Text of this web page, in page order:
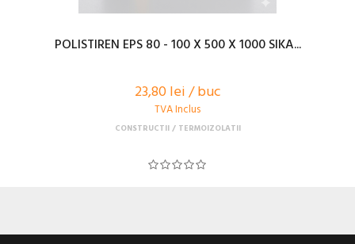
POLISTIREN EPS 80 - 100 X 500 X 1000 SIKA...
23,80 lei / buc
TVA Inclus
CONSTRUCTII TERMOIZOLATII